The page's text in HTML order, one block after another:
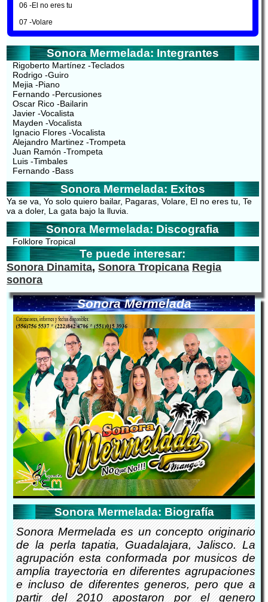
06 -El no eres tu
07 -Volare
Sonora Mermelada: Integrantes
Rigoberto Martínez -Teclados
Rodrigo -Guiro
Mejia -Piano
Fernando -Percusiones
Oscar Rico -Bailarin
Javier -Vocalista
Mayden -Vocalista
Ignacio Flores -Vocalista
Alejandro Martinez -Trompeta
Juan Ramón -Trompeta
Luis -Timbales
Fernando -Bass
Sonora Mermelada: Exitos
Ya se va, Yo solo quiero bailar, Pagaras, Volare, El no eres tu, Te
va a doler, La gata bajo la lluvia.
Sonora Mermelada: Discografia
Folklore Tropical
Te puede interesar:
Sonora Dinamita,Sonora Tropicana Regia
sonora
Sonora Mermelada
Sonora Mermelada: Biografía
Sonora Mermelada es un concepto originario
de la perla tapatia, Guadalajara, Jalisco. La
agrupación esta conformada por musicos de
amplia trayectoria en diferentes agrupaciones
e incluso de diferentes generos, pero que a
partir del 2010 apostaron por el genero